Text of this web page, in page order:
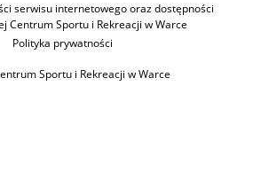
serwisu internetowego oraz dostępności
Centrum Sportu i Rekreacji w Warce
Polityka prywatności
Sportu i Rekreacji w Warce